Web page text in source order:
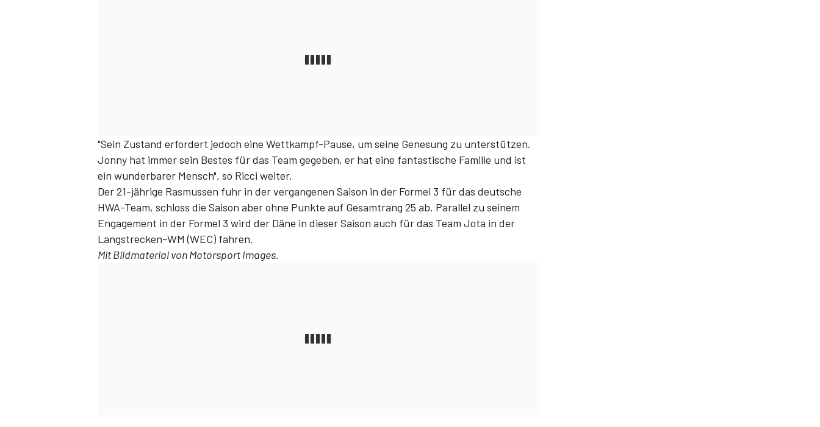
SPORTWAGEN
"Sein Zustand erfordert jedoch eine Wettkampf-Pause, um seine Genesung zu unterstützen.
Jonny hat immer sein Bestes für das Team gegeben, er hat eine fantastische Familie und ist
ein wunderbarer Mensch", so Ricci weiter.
Der 21-jährige Rasmussen fuhr in der vergangenen Saison in der Formel 3 für das deutsche
HWA-Team, schloss die Saison aber ohne Punkte auf Gesamtrang 25 ab. Parallel zu seinem
Engagement in der Formel 3 wird der Däne in dieser Saison auch für das Team Jota in der
Langstrecken-WM (WEC) fahren.
Mit Bildmaterial vonMotorsport Images.